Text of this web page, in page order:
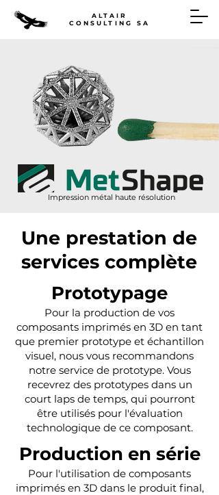
ALTAIR
CONSULTING SA
Impression métal haute résolution
Une prestation de
services complète
Prototypage
Pour la production de vos
composants imprimés en 3D en tant
que premier prototype et échantillon
visuel, nous vous recommandons
notre service de prototype. Vous
recevrez des prototypes dans un
court laps de temps, qui pourront
être utilisés pour l'évaluation
technologique de ce composant.
Production en série
Pour l'utilisation de composants
imprimés en 3D dans le produit final,